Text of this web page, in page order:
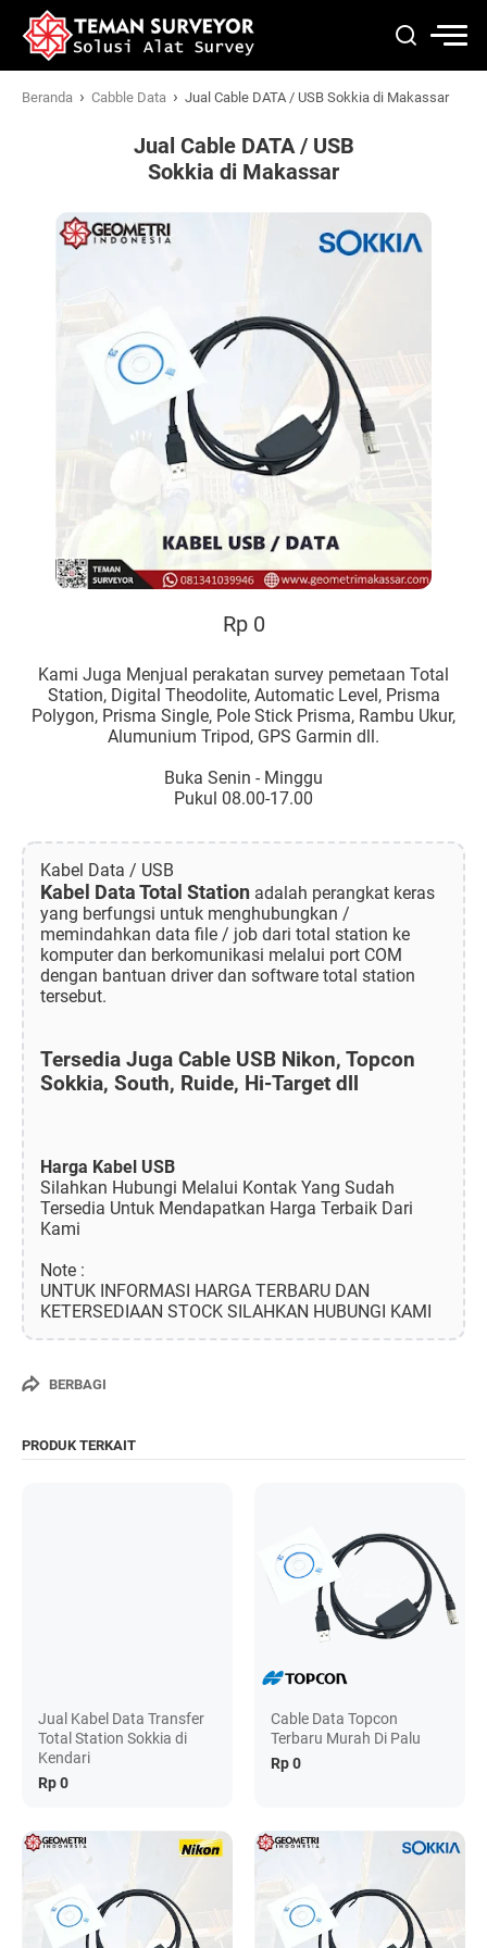
Beranda › Cabble Data › Jual Cable DATA / USB Sokkia di Makassar
Jual Cable DATA / USB
Sokkia di Makassar
Rp 0
Kami Juga Menjual perakatan survey pemetaan Total
Station, Digital Theodolite, Automatic Level, Prisma
Polygon, Prisma Single, Pole Stick Prisma, Rambu Ukur,
Alumunium Tripod, GPS Garmin dll.
Buka Senin - Minggu
Pukul 08.00-17.00
Kabel Data / USB
Kabel Data Total Station adalah perangkat keras
yang berfungsi untuk menghubungkan /
memindahkan data file / job dari total station ke
komputer dan berkomunikasi melalui port COM
dengan bantuan driver dan software total station
tersebut.
Tersedia Juga Cable USB Nikon, Topcon
Sokkia, South, Ruide, Hi-Target dll
Harga Kabel USB
Silahkan Hubungi Melalui Kontak Yang Sudah
Tersedia Untuk Mendapatkan Harga Terbaik Dari
Kami
Note :
UNTUK INFORMASI HARGA TERBARU DAN
KETERSEDIAAN STOCK SILAHKAN HUBUNGI KAMI
BERBAGI
PRODUK TERKAIT
Jual Kabel Data Transfer
Total Station Sokkia di
Kendari
Rp 0
Cable Data Topcon
Terbaru Murah Di Palu
Rp 0